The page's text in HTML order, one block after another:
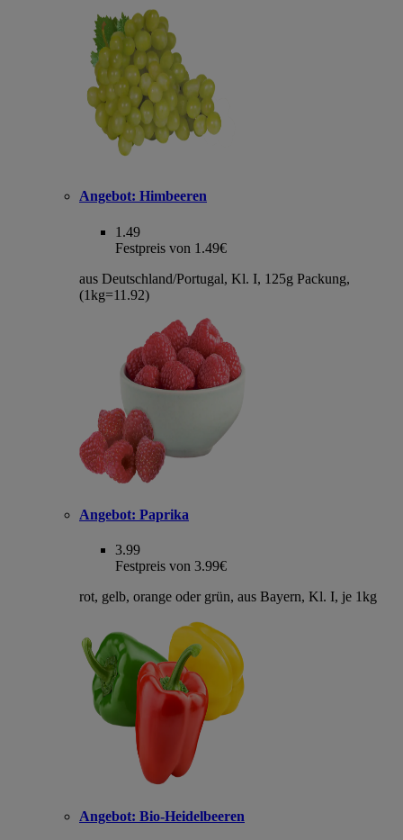
Angebot: Himbeeren
1.49
Festpreis von 1.49€
aus Deutschland/Portugal, Kl. I, 125g Packung,
(1kg=11.92)
Angebot: Paprika
3.99
Festpreis von 3.99€
rot, gelb, orange oder grün, aus Bayern, Kl. I, je 1kg
Angebot: Bio-Heidelbeeren